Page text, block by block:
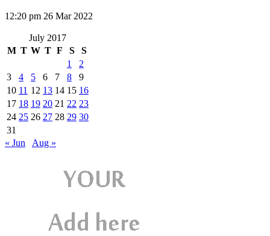
12:20 pm 26 Mar 2022
July 2017
M T W T F S
S
1
2
3
4 5 6 7 8
9
10 11 12 13 14 15 16
17 18 19 20 21 22 23
24 25 26 27 28 29 30
31
« Jun
Aug »